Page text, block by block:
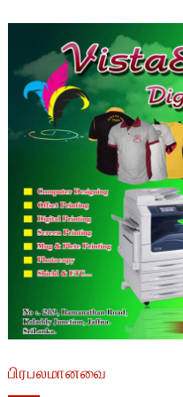
பிரபலமானவை